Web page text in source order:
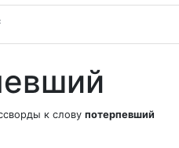
к слову потерпевший